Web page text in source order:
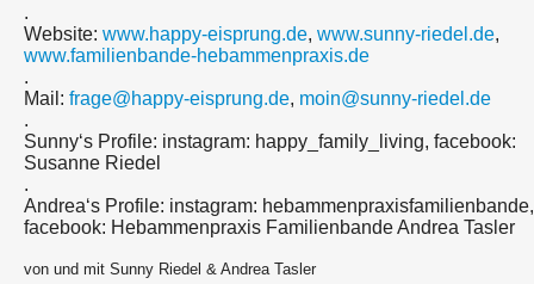
.
Website: www.happy-eisprung.de, www.sunny-riedel.de,
www.familienbande-hebammenpraxis.de
.
Mail: frage@happy-eisprung.de, moin@sunny-riedel.de
.
Sunny‘s Profile: instagram: happy_family_living, facebook:
Susanne Riedel
.
Andrea‘s Profile: instagram: hebammenpraxisfamilienbande,
facebook: Hebammenpraxis Familienbande Andrea Tasler
von und mit Sunny Riedel & Andrea Tasler